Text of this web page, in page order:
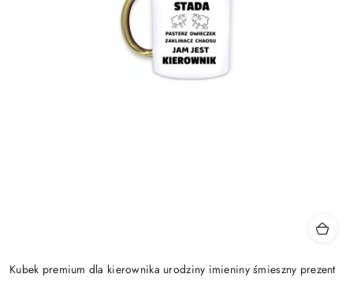
Kubek premium dla kierownika urodziny imieniny śmieszny prezent